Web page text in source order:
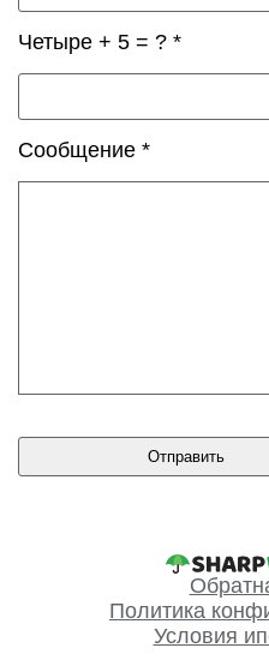
Четыре + 5 = ? *
Сообщение *
Политика
Условия